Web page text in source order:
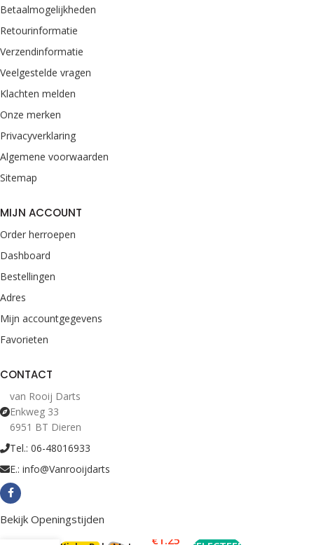
Betaalmogelijkheden
Retourinformatie
Verzendinformatie
Veelgestelde vragen
Klachten melden
Onze merken
Privacyverklaring
Algemene voorwaarden
Sitemap
MIJN ACCOUNT
Order herroepen
Dashboard
Bestellingen
Adres
Mijn accountgegevens
Favorieten
CONTACT
van Rooij Darts
Enkweg 33
6951 BT Dieren
Tel.: 06-48016933
E.: info@Vanrooijdarts
Bekijk Openingstijden
€ 1.25